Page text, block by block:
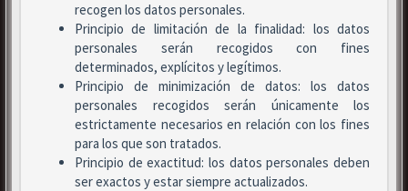
recogen los datos personales.
Principio de limitación de la finalidad: los datos
personales serán recogidos con fines
determinados, explícitos y legítimos.
Principio de minimización de datos: los datos
personales recogidos serán únicamente los
estrictamente necesarios en relación con los fines
para los que son tratados.
Principio de exactitud: los datos personales deben
ser exactos y estar siempre actualizados.